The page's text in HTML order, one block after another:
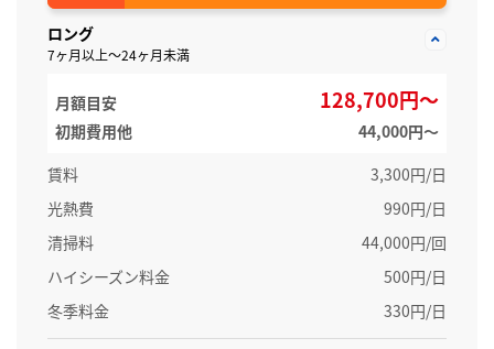
ロング
7ヶ月以上～24ヶ月未満
月額目安 128,700円～
初期費用他
44,000円〜
賃料
3,300円/日
光熱費
990円/日
清掃料
44,000円/回
ハイシーズン料金
500円/日
冬季料金
330円/日